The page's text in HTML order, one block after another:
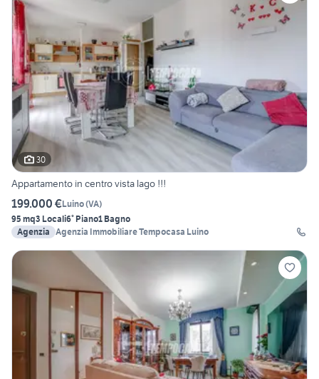
30
Appartamento in centro vista lago !!!
199.000 €Luino(VA)
95 mq3 Locali6° Piano1 Bagno
Agenzia Agenzia Immobiliare Tempocasa Luino